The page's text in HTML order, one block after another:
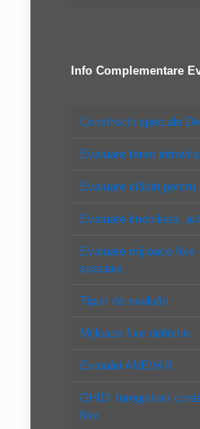
Info Complementare
Constructii speciale
Evaluare teren
Evaluare clădiri pentru
Evaluare imobiliara,
Evaluare mijloace fixe
speciale
Tipuri de evaluări
Mijloace fixe definitie
Evaluări ANEVAR
GHID: Inregistrari
fixe